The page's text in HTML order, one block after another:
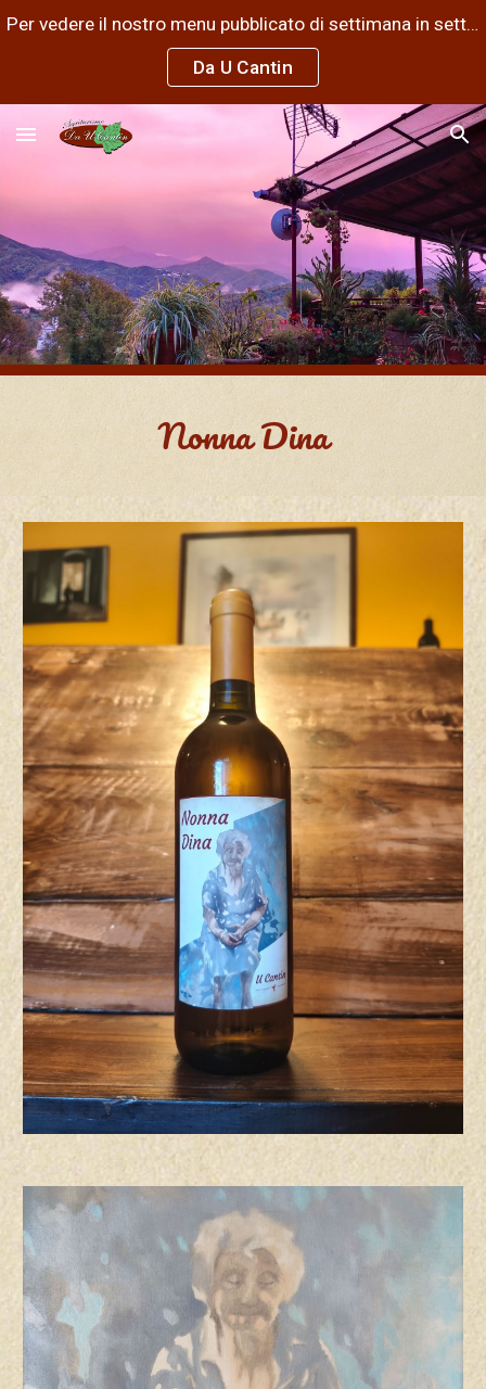
Per vedere il nostro menu pubblicato di settimana in settimana visitateci sulla nostra pagina Facebook:
Da U Cantin
Nonna Dina